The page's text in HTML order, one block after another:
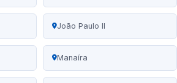
João Paulo II
Manaíra